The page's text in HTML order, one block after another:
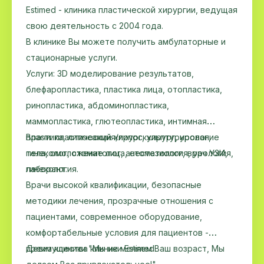
Estimed - клиника пластической хирургии, ведущая
свою деятельность с 2004 года.
В клинике Вы можете получить амбулаторные и
стационарные услуги.
Услуги: 3D моделирование результатов,
блефаропластика, пластика лица, отопластика,
ринопластика, абдоминопластика,
маммопластика, глютеопластика, интимная
пластика, липосакция/липоскульптурирование
тела, омоложение лица, стоматология, урология,
гинекология.
Врачи: пластический хирург, хирург, уролог,
гинеколог, стоматолог, анестезиолог, врач УЗИ,
лаборант.
Врачи высокой квалификации, безопасные
методики лечения, прозрачные отношения с
пациентами, современное оборудование,
комфортабельные условия для пациентов -
преимущества клиники Estimed.
Девиз клиники "Мы не меняем Ваш возраст, Мы